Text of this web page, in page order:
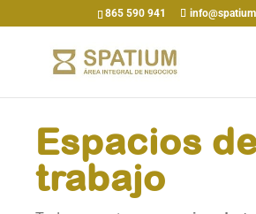
865 590 941
Espacios
trabajo